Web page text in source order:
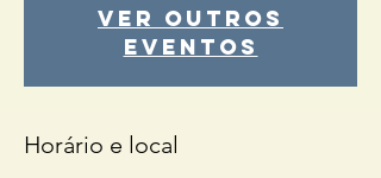
Ver outros
eventos
Horário e local